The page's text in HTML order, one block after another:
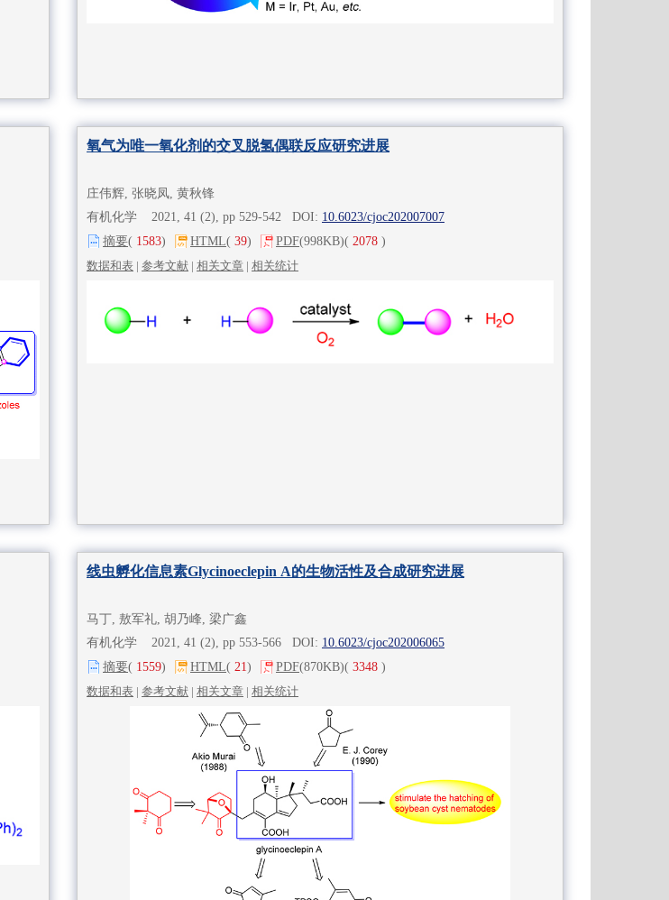
氧气为唯一氧化剂的交叉脱氢偶联反应研究进展
庄伟辉, 张晓凤, 黄秋锋
有机化学 2021, 41 (2), pp 529-542 DOI: 10.6023/cjoc202007007
摘要( 1583) HTML( 39) PDF(998KB)( 2078 )
数据和表 | 参考文献 | 相关文章 | 相关统计
线虫孵化信息素Glycinoeclepin A的生物活性及合成研究进展
马丁, 敖军礼, 胡乃峰, 梁广鑫
有机化学 2021, 41 (2), pp 553-566 DOI: 10.6023/cjoc202006065
摘要( 1559) HTML( 21) PDF(870KB)( 3348 )
数据和表 | 参考文献 | 相关文章 | 相关统计